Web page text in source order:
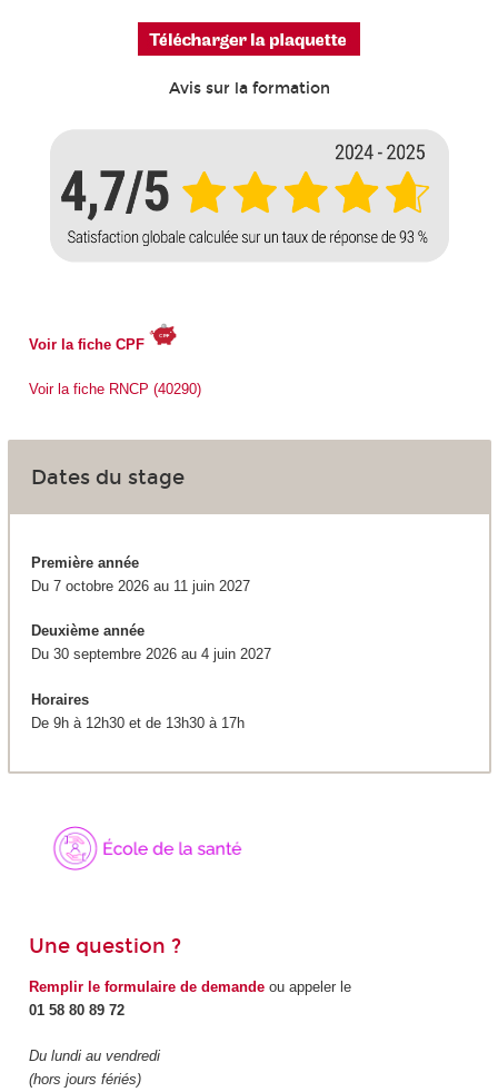
Avis sur la formation
Voir la fiche CPF
Voir la fiche RNCP (40290)
Dates du stage
Première année
Du 7 octobre 2026 au 11 juin 2027
Deuxième année
Du 30 septembre 2026 au 4 juin 2027
Horaires
De 9h à 12h30 et de 13h30 à 17h
Une question ?
Remplir le formulaire de demandeou appeler le
01 58 80 89 72
Du lundi au vendredi
(hors jours fériés)